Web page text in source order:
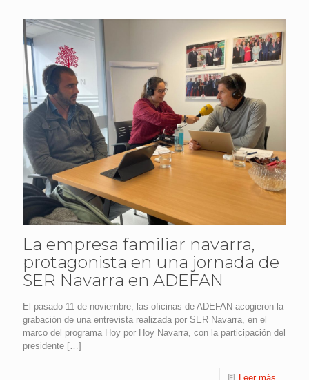
La empresa familiar navarra,
protagonista en una jornada de
SER Navarra en ADEFAN
El pasado 11 de noviembre, las oficinas de ADEFAN acogieron la
grabación de una entrevista realizada por SER Navarra, en el
marco del programa Hoy por Hoy Navarra, con la participación del
presidente […]
Leer más